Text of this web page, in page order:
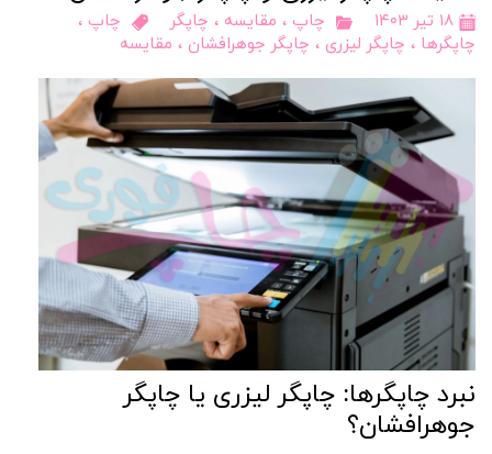
۱۸ تیر ۱۴۰۳ چاپ ، مقایسه ، چاپگر چاپ ،
چاپگرها ، چاپگر لیزری ، چاپگر جوهرافشان ، مقایسه
نبرد چاپگرها: چاپگر لیزری یا چاپگر
جوهرافشان؟